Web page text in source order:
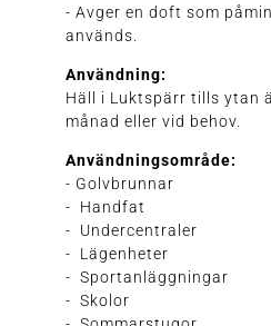
- Avger en doft som
används.
Användning:
Häll i Luktspärr tills ytan
månad eller vid behov.
Användningsområde:
- Golvbrunnar
- Handfat
- Undercentraler
- Lägenheter
- Sportanläggningar
- Skolor